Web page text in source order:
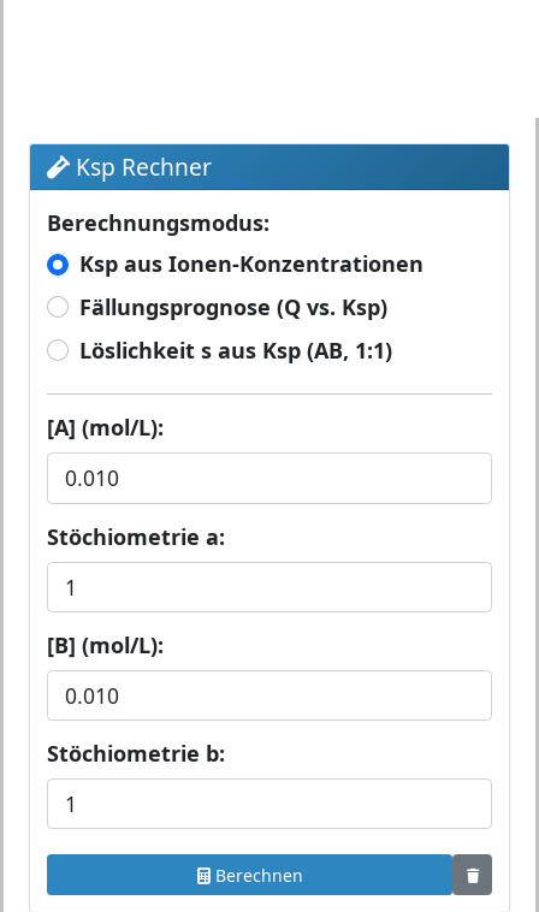
Ksp Rechner
Berechnungsmodus:
Ksp aus Ionen-Konzentrationen
Fällungsprognose (Q vs. Ksp)
Löslichkeit s aus Ksp (AB, 1:1)
[A] (mol/L):
Stöchiometrie a:
[B] (mol/L):
Stöchiometrie b:
Berechnen